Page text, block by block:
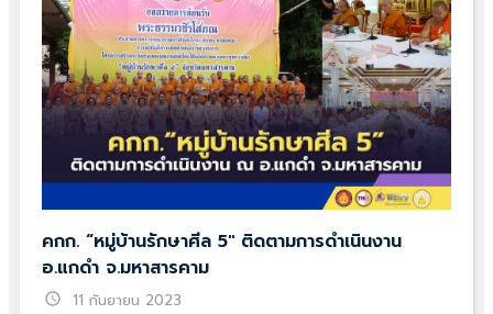
คกก. “หมู่บ้านรักษาศีล 5″ ติดตามการดำเนินงาน
อ.แกดำ จ.มหาสารคาม
schedule 11 กันยายน 2023